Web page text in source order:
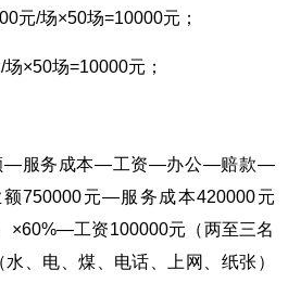
元/场×50场=10000元；
×50场=10000元；
―服务成本―工资―办公―赔款―
750000元―服务成本420000元
×60%―工资100000元（两至三名
、电、煤、电话、上网、纸张）